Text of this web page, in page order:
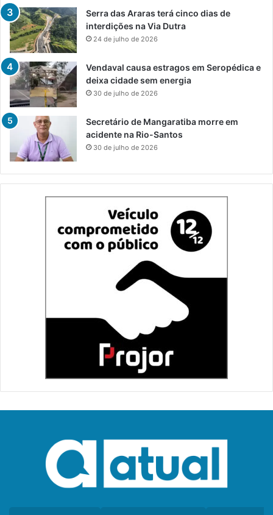
Serra das Araras terá cinco dias de
interdições na Via Dutra
24 de julho de 2026
Vendaval causa estragos em Seropédica e
deixa cidade sem energia
30 de julho de 2026
Secretário de Mangaratiba morre em
acidente na Rio-Santos
30 de julho de 2026